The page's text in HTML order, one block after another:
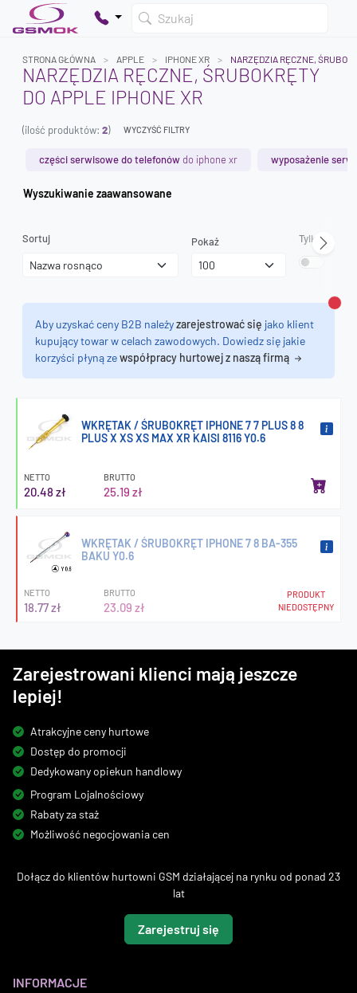
Szukaj
Dodaj produkty, aby kontynuować.
STRONA GŁÓWNA APPLE IPHONE XR NARZĘDZIA RĘCZNE,
NARZĘDZIA RĘCZNE, ŚRUBOKRĘTY
DO APPLE IPHONE XR
(ilość produktów: 2) WYCZYŚĆ FILTRY
części serwisowe do telefonów do iphone xr wyposażenie
Wyszukiwanie zaawansowane
Sortuj Pokaż Tylko
Aby uzyskać ceny B2B należyzarejestrować się jako klient
kupujący towar w celach zawodowych. Dowiedz się jakie
korzyści płyną zewspółpracy hurtowej z naszą firmą
WKRĘTAK / ŚRUBOKRĘT IPHONE 7 7 PLUS 8 8
PLUS X XS XS MAX XR KAISI 8116 Y0.6
NETTO
20.48 zł
BRUTTO
25.19 zł
WKRĘTAK / ŚRUBOKRĘT IPHONE 7 8 BA-355
BAKU Y0.6
NETTO
18.77 zł
BRUTTO
23.09 zł
PRODUKT
NIEDOSTĘPNY
Zarejestrowani klienci mają jeszcze
lepiej!
Atrakcyjne ceny hurtowe
Dostęp do promocji
Dedykowany opiekun handlowy
Program Lojalnościowy
Rabaty za staż
Możliwość negocjowania cen
Dołącz do klientów hurtowni GSM działającej na rynku od ponad 23
lat
Zarejestruj się
INFORMACJE